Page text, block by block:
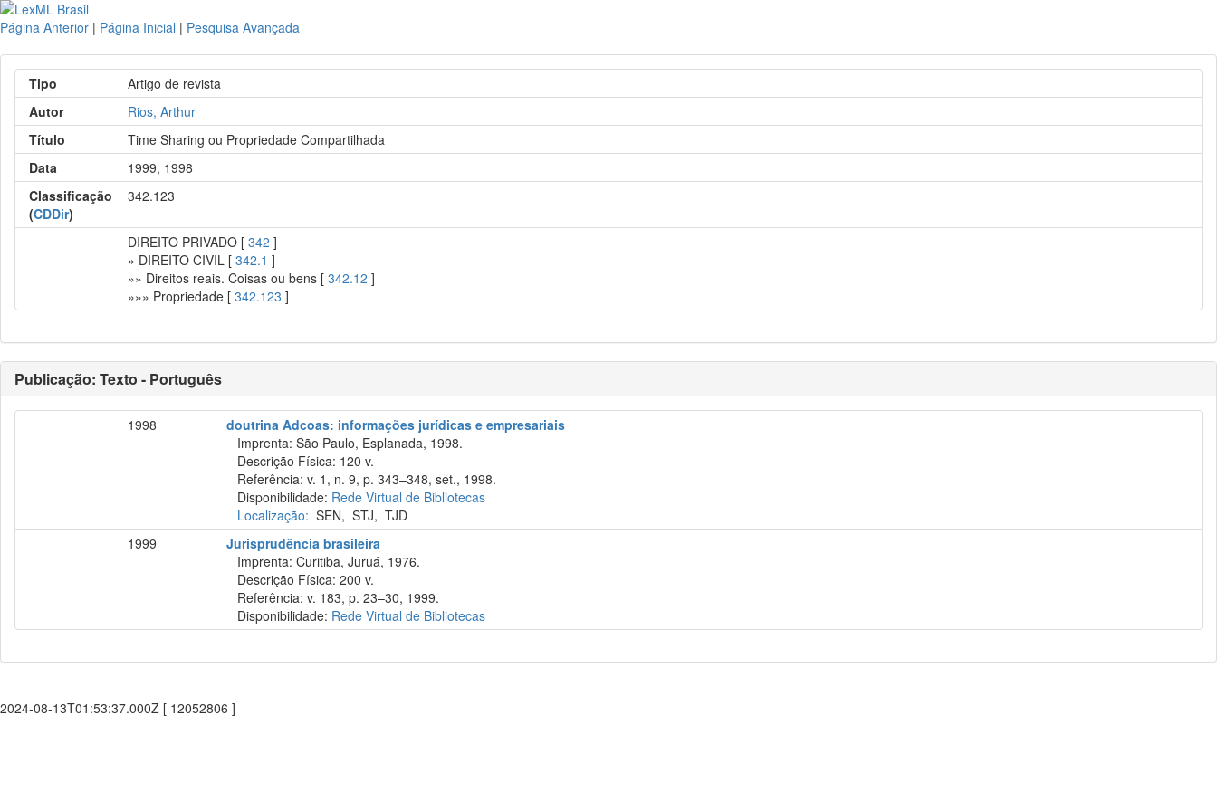
Página Anterior | Página Inicial | Pesquisa Avançada
Tipo
Artigo de revista
Autor
Rios, Arthur
Título
Time Sharing ou Propriedade Compartilhada
Data
1999, 1998
Classificação
(CDDir)
342.123
DIREITO PRIVADO [342 ]
» DIREITO CIVIL [342.1 ]
»» Direitos reais. Coisas ou bens [342.12 ]
»»» Propriedade [342.123 ]
Publicação: Texto - Português
1998
doutrina Adcoas: informações jurídicas e empresariais
Imprenta: São Paulo, Esplanada, 1998.
Descrição Física: 120 v.
Referência: v. 1, n. 9, p. 343–348, set., 1998.
Disponibilidade: Rede Virtual de Bibliotecas
Localização: SEN,STJ,TJD
1999
Jurisprudência brasileira
Imprenta: Curitiba, Juruá, 1976.
Descrição Física: 200 v.
Referência: v. 183, p. 23–30, 1999.
Disponibilidade: Rede Virtual de Bibliotecas
2024-08-13T01:53:37.000Z [ 12052806 ]